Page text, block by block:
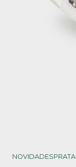
NOVIDADESPRATA